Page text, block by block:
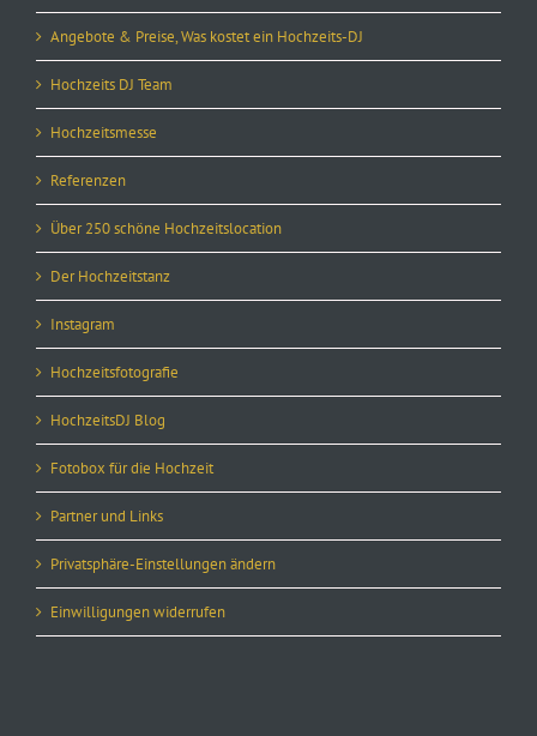
Angebote & Preise, Was kostet ein Hochzeits-DJ
Hochzeits DJ Team
Hochzeitsmesse
Referenzen
Über 250 schöne Hochzeitslocation
Der Hochzeitstanz
Instagram
Hochzeitsfotografie
HochzeitsDJ Blog
Fotobox für die Hochzeit
Partner und Links
Privatsphäre-Einstellungen ändern
Einwilligungen widerrufen